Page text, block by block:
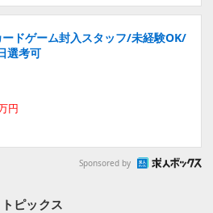
ードゲーム封入スタッフ/未経験OK/
選考可
円
Sponsored by
トピックス